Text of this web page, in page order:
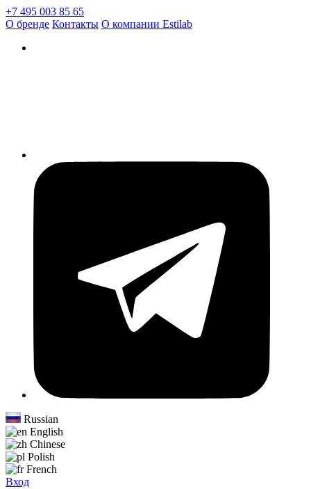
+7 495 003 85 65
О бренде Контакты О компании Estilab
Russian
English
Chinese
Polish
French
Вход